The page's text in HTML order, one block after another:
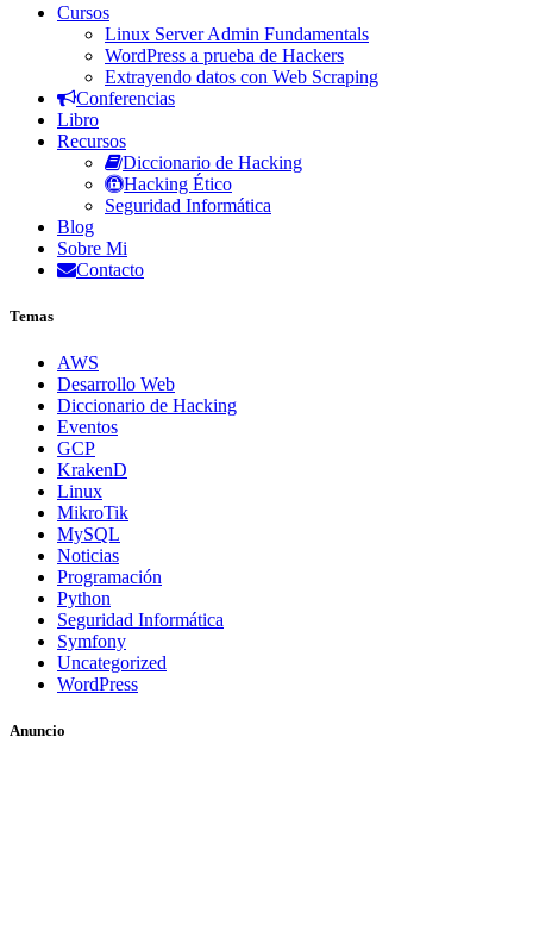
Cursos
Linux Server Admin Fundamentals
WordPress a prueba de Hackers
Extrayendo datos con Web Scraping
Conferencias
Libro
Recursos
Diccionario de Hacking
Hacking Ético
Seguridad Informática
Blog
Sobre Mi
Contacto
Temas
AWS
Desarrollo Web
Diccionario de Hacking
Eventos
GCP
KrakenD
Linux
MikroTik
MySQL
Noticias
Programación
Python
Seguridad Informática
Symfony
Uncategorized
WordPress
Anuncio